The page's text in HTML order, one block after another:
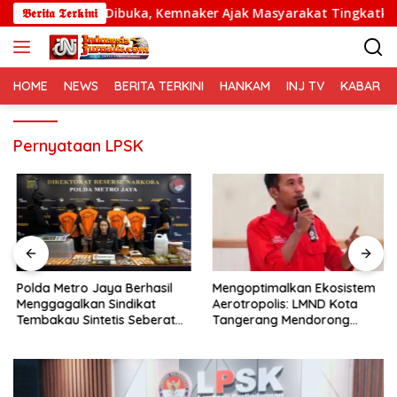
Langsung
ke
konten
𝕭𝖊𝖗𝖎𝖙𝖆 𝕿𝖊𝖗𝖐𝖎𝖓𝖎
4 Dibuka, Kemnaker Ajak Masyarakat Tingkatkan
HOME NEWS BERITA TERKINI HANKAM INJ TV KABAR
Pernyataan LPSK
Polda Metro Jaya Berhasil
Menggagalkan Sindikat
Tembakau Sintetis Seberat
Mengoptimalkan Ekosistem
Aerotropolis: LMND Kota
Tangerang Mendorong
Kantor Imigrasi Soekarno-
Hatta